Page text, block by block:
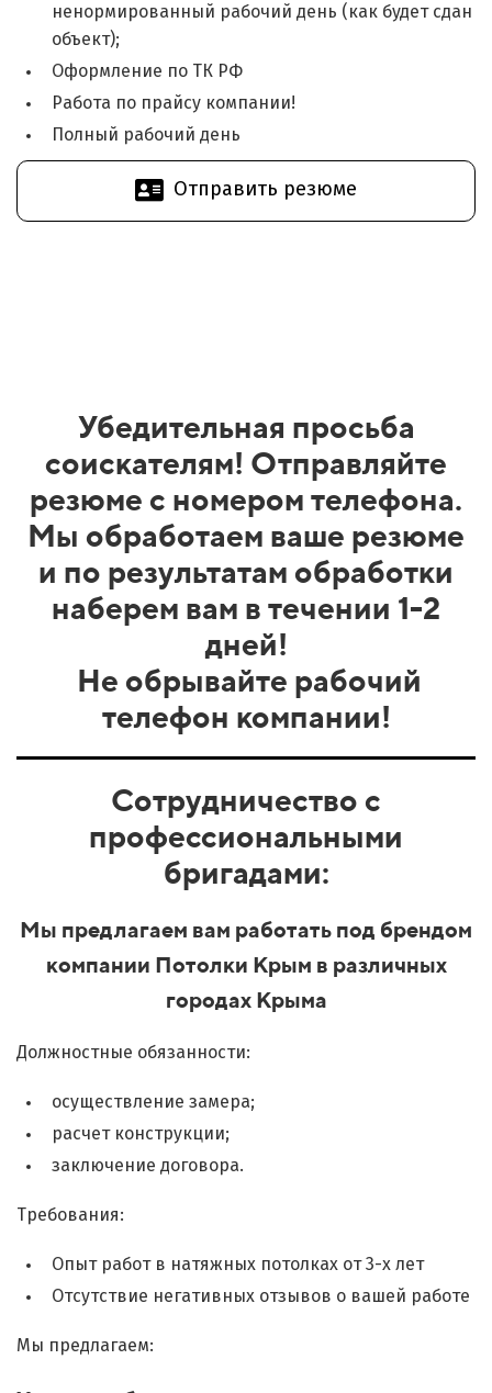
ненормированный рабочий день (как будет сдан
объект);
Оформление по ТК РФ
Работа по прайсу компании!
Полный рабочий день
Отправить резюме
Убедительная просьба
соискателям! Отправляйте
резюме с номером телефона.
Мы обработаем ваше резюме
и по результатам обработки
наберем вам в течении 1-2
дней!
Не обрывайте рабочий
телефон компании!
Сотрудничество с
профессиональными
бригадами:
Мы предлагаем вам работать под брендом
компании Потолки Крым в различных
городах Крыма
Должностные обязанности:
осуществление замера;
расчет конструкции;
заключение договора.
Требования:
Опыт работ в натяжных потолках от 3-х лет
Отсутствие негативных отзывов о вашей работе
Мы предлагаем: